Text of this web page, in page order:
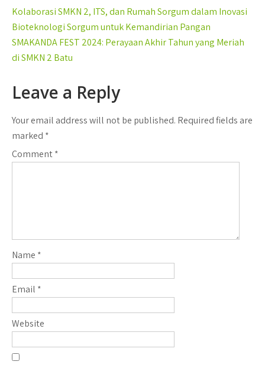
Post
navigation
Kolaborasi SMKN 2, ITS, dan Rumah Sorgum dalam Inovasi
Bioteknologi Sorgum untuk Kemandirian Pangan
SMAKANDA FEST 2024: Perayaan Akhir Tahun yang Meriah
di SMKN 2 Batu
Leave a Reply
Your email address will not be published. Required fields are
marked *
Comment*
Name *
Email *
Website